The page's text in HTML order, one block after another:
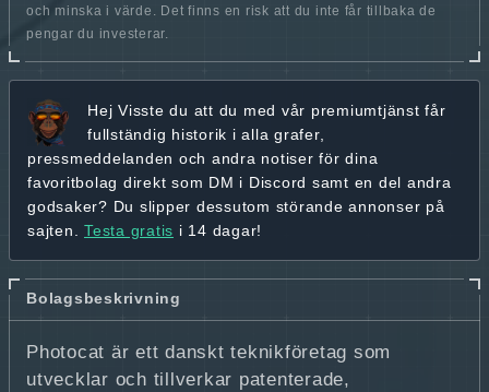
och minska i värde. Det finns en risk att du inte får tillbaka de
pengar du investerar.
Hej Visste du att du med vår premiumtjänst får
fullständig historik i alla grafer,
pressmeddelanden och andra notiser för dina
favoritbolag direkt som DM i Discord samt en del andra
godsaker? Du slipper dessutom störande annonser på
sajten. Testa gratis i 14 dagar!
Bolagsbeskrivning
Photocat är ett danskt teknikföretag som
utvecklar och tillverkar patenterade,